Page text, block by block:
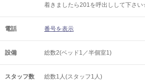
着きましたら201を呼出しして下さ
電話 番号を表示
設備 総数2(ベッド1／半個室1)
スタッフ数 総数1人(スタッフ1人)